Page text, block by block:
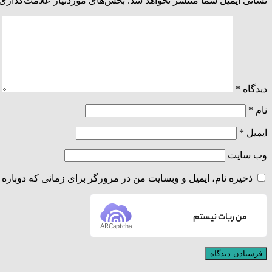
دیدگاه *
نام *
ایمیل *
وب‌ سایت
ذخیره نام، ایمیل و وبسایت من در مرورگر برای زمانی که
من ربات نیستم
ARCaptcha